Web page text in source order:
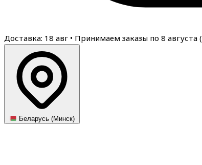
Доставка: 18 авг • Принимаем заказы по 8 августа (
Беларусь (Минск)